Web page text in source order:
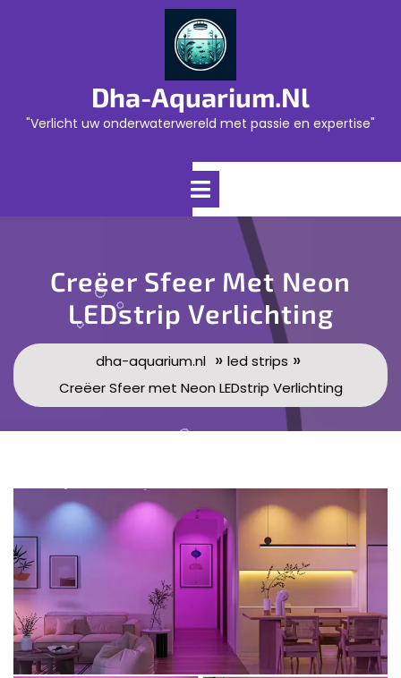
Dha-Aquarium.nl
"Verlicht uw onderwaterwereld met passie en expertise"
Open
Creëer Sfeer Met Neon
LEDstrip Verlichting
dha-aquarium.nl » led strips »
Creëer Sfeer met Neon LEDstrip Verlichting